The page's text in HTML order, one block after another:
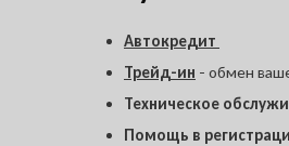
Автокредит
Трейд-ин - обмен
Техническое
Помощь в